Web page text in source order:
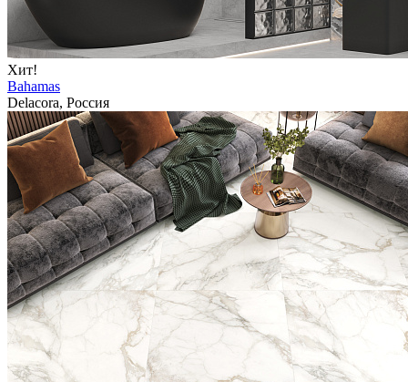
Хит!
Bahamas
Delacora, Россия